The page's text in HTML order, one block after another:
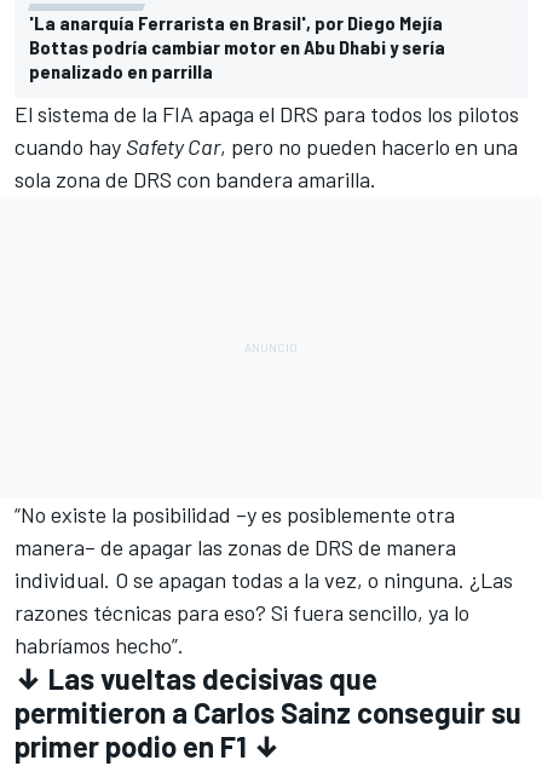
'La anarquía Ferrarista en Brasil', por Diego Mejía
Bottas podría cambiar motor en Abu Dhabi y sería
penalizado en parrilla
El sistema de la FIA apaga el DRS para todos los pilotos
cuando hay Safety Car, pero no pueden hacerlo en una
sola zona de DRS con bandera amarilla.
“No existe la posibilidad –y es posiblemente otra
manera– de apagar las zonas de DRS de manera
individual. O se apagan todas a la vez, o ninguna. ¿Las
razones técnicas para eso? Si fuera sencillo, ya lo
habríamos hecho”.
↓ Las vueltas decisivas que
permitieron a Carlos Sainz conseguir su
primer podio en F1 ↓